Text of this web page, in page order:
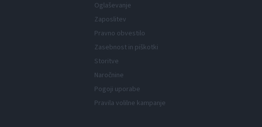
Oglaševanje
Zaposlitev
Pravno obvestilo
Zasebnost in piškotki
Storitve
Naročnine
Pogoji uporabe
Pravila volilne kampanje